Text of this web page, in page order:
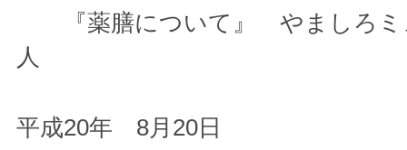
『薬膳について』 やましろミ
人
平成20年 8月20日